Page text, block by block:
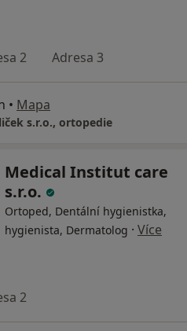
2 Adresa 3
• Mapa
s.r.o., ortopedie
Medical Institut care
s.r.o.
Ortoped, Dentální hygienistka,
hygienista, Dermatolog · Více
2